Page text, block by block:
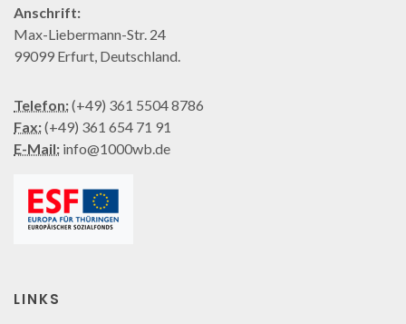
Anschrift:
Max-Liebermann-Str. 24
99099 Erfurt, Deutschland.
Telefon:(+49) 361 5504 8786
Fax:(+49) 361 654 71 91
E-Mail: info@1000wb.de
LINKS